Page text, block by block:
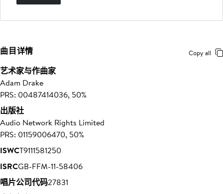
曲目详情 Copy all
艺术家与作曲家
Adam Drake
PRS: 00487414036, 50%
出版社
Audio Network Rights Limited
PRS: 01159006470, 50%
ISWCT9111581250
ISRCGB-FFM-11-58406
唱片公司代码27831